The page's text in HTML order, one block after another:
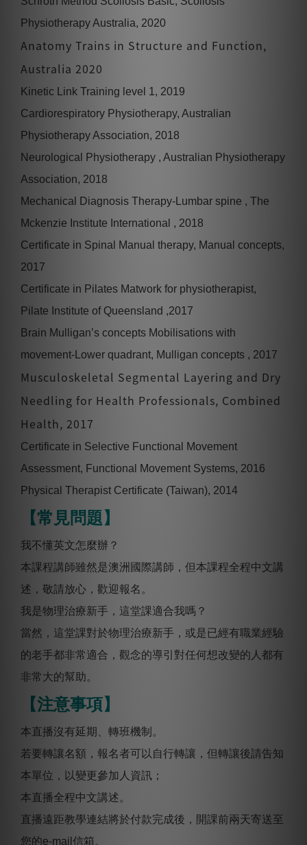
Physiotherapy Australia, 2020
Anatomy Trains in Structure and Function,
Australia 2020
Kinetic Link Training level 1, 2019
Cardiorespiratory Physiotherapy, Australian
Physiotherapy Association, 2018
Neurological Physiotherapy , Australian Physiotherapy
Association, 2018
Mechanical Diagnosis Therapy-Lumbar spine , The
Mckenzie Institute International , 2018
Certificate in Spinal Manual therapy, Manual concepts,
2017
Certificate in Pilates Matwork for physiotherapist,
Pilate Institute of Queensland ,2017
Brain Mulligan’s concepts Mobilisations with
movement-Lower quadrant, Mulligan concepts , 2017
Musculoskeletal Segmental Layering and Dry
Needling for Health Professionals, Combined
Health, 2017
Certificate in Selective Functional Movement
Assessment, Functional Movement Systems, 2016
Physical Therapist Certificate (Taiwan), 2014
【常見問題】
我不懂英文怎麼辦？
本課程講師雖然是澳洲國際講師，但本課程全程中文講
述，敬請放心，歡迎報名。
我是物理治療新手，這堂課適合我嗎？
當然，這堂課對於物理治療新手，或是已經有職業經驗
的老手都非常適合，觀念的導引對任何想改變的人都有
非常大的幫助。
【注意事項】
本直播沒有延期、轉班機制。
若要轉讓名額，報名者可以自行轉讓，但轉讓後請告知
本單位，以變更參加人資訊；
本直播全程中文講述。
直播遠距教學連結將於付款完成後，開課前兩天寄送至
您的e-mail信箱。